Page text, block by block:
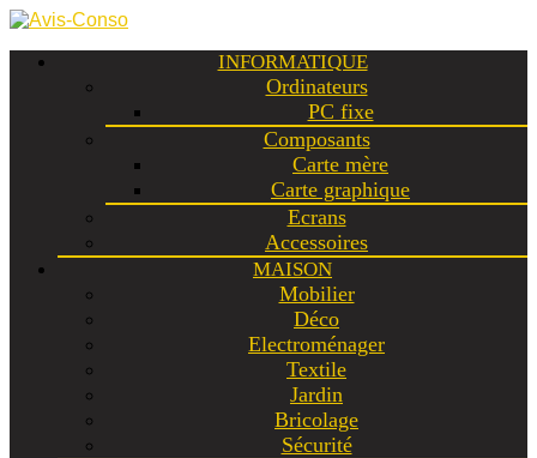
INFORMATIQUE
Ordinateurs
PC fixe
Composants
Carte mère
Carte graphique
Ecrans
Accessoires
MAISON
Mobilier
Déco
Electroménager
Textile
Jardin
Bricolage
Sécurité